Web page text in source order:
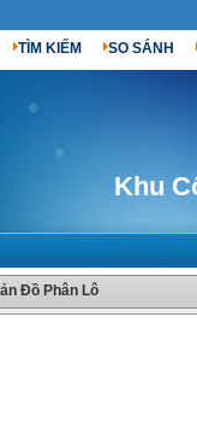
TÌM KIẾM SO SÁNH
Khu
Đồ Phân Lô